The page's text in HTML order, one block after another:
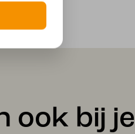
ook bij je